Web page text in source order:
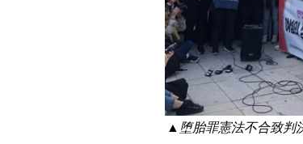
▲堕胎罪憲法不合致判